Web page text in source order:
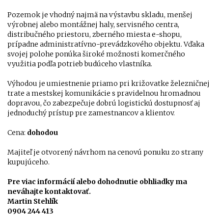
Pozemok je vhodný najmä na výstavbu skladu, menšej
výrobnej alebo montážnej haly, servisného centra,
distribučného priestoru, zberného miesta e-shopu,
prípadne administratívno-prevádzkového objektu. Vďaka
svojej polohe ponúka široké možnosti komerčného
využitia podľa potrieb budúceho vlastníka.
Výhodou je umiestnenie priamo pri križovatke železničnej
trate a mestskej komunikácie s pravidelnou hromadnou
dopravou, čo zabezpečuje dobrú logistickú dostupnosť aj
jednoduchý prístup pre zamestnancov a klientov.
Cena: dohodou
Majiteľ je otvorený návrhom na cenovú ponuku zo strany
kupujúceho.
Pre viac informácií alebo dohodnutie obhliadky ma
neváhajte kontaktovať.
Martin Stehlík
0904 244 413